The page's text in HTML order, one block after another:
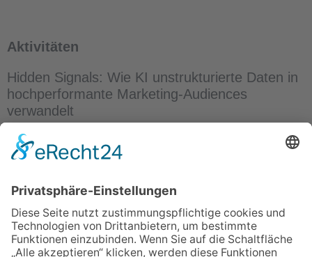
Aktivitäten
Hidden Signals: Wie KI unstrukturierte Daten in
hochperformante Marketing-Audiences
verwandelt
Mehr Umsatz aus ungenutzten Daten: Wie KI
neue Marketing-Audiences erschließt
funktioniert
ÜBER UNS